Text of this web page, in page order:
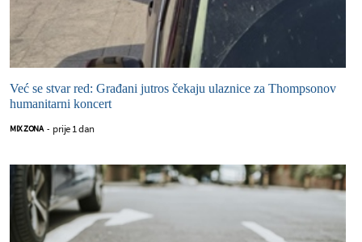
Već se stvar red: Građani jutros čekaju ulaznice za Thompsonov
humanitarni koncert
MIX ZONA - prije 1 dan